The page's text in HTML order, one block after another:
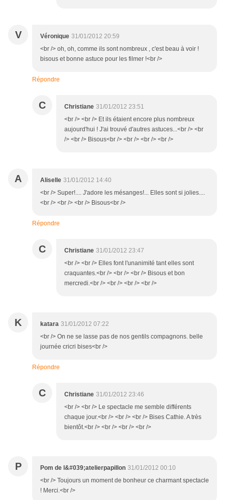
V Véronique 31/01/2012 20:59
<br /> oh, oh, comme ils sont nombreux , c'est beau à voir !
bisous et bonne astuce pour les filmer !<br />
Répondre
C Christiane 31/01/2012 23:51
<br /> <br /> Et ils étaient encore plus nombreux
aujourd'hui ! J'ai trouvé d'autres astuces...<br /> <br
/> <br /> Bisous<br /> <br /> <br /> <br />
A Aliselle 31/01/2012 14:40
<br /> Super!.... J'adore les mésanges!... Elles sont si jolies....
<br /> <br /> <br /> Bisous<br />
Répondre
C Christiane 31/01/2012 23:47
<br /> <br /> Elles font l'unanimité tant elles sont
craquantes.<br /> <br /> <br /> Bisous et bon
mercredi.<br /> <br /> <br /> <br />
K katara 31/01/2012 07:22
<br /> On ne se lasse pas de nos gentils compagnons. belle
journée cricri bises<br />
Répondre
C Christiane 31/01/2012 23:46
<br /> <br /> Le spectacle me semble différents
chaque jour.<br /> <br /> <br /> Bises Cathie. A très
bientôt.<br /> <br /> <br /> <br />
P Pom de l&#039;atelierpapillon 31/01/2012 00:10
<br /> Toujours un moment de bonheur ce charmant spectacle
! Merci.<br />